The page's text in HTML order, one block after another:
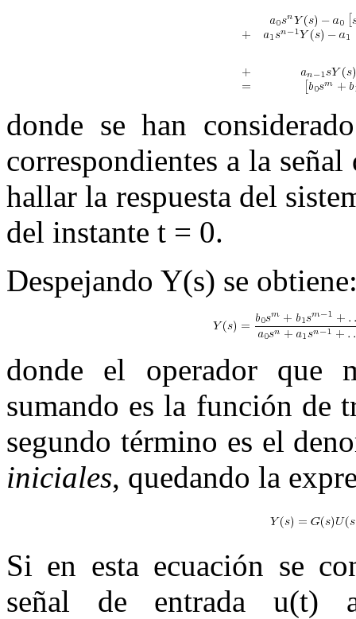
donde se han
correspondientes a la
hallar la respuesta del
del instante t = 0.
Despejando Y(s) se
donde el operador que
sumando es la función de
segundo término es el
iniciales, quedando la
Si en esta ecuación se
señal de entrada u(t)